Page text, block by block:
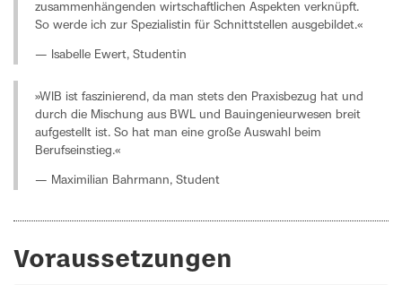
zusammenhängenden wirtschaftlichen Aspekten verknüpft.
So werde ich zur Spezialistin für Schnittstellen ausgebildet.«
— Isabelle Ewert, Studentin
»WIB ist faszinierend, da man stets den Praxisbezug hat und
durch die Mischung aus BWL und Bauingenieurwesen breit
aufgestellt ist. So hat man eine große Auswahl beim
Berufseinstieg.«
— Maximilian Bahrmann, Student
Voraussetzungen